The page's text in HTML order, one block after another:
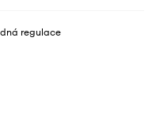
regulace